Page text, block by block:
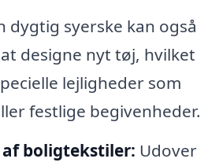
dygtig syerske kan også
designe nyt tøj, hvilket
lejligheder som
festlige begivenheder.
boligtekstiler: Udover